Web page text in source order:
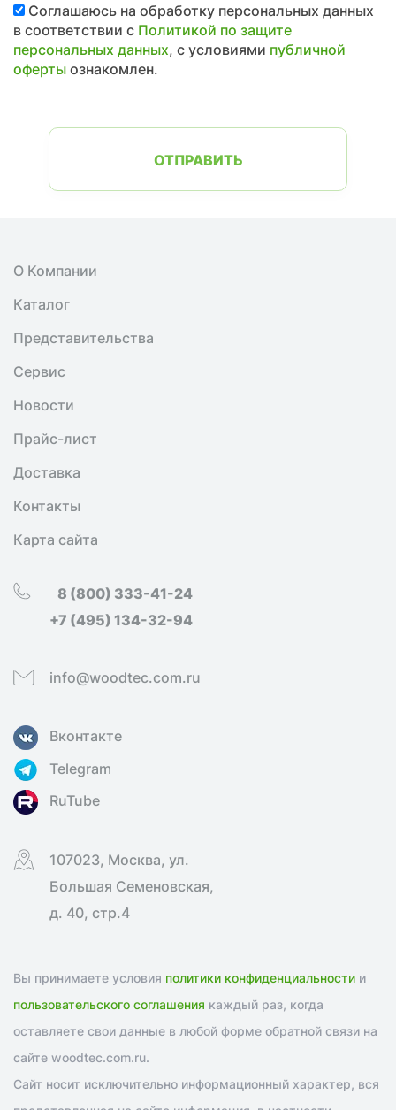
Соглашаюсь на обработку персональных данных
в соответствии с Политикой по защите
персональных данных, с условиями публичной
офертыознакомлен.
ОТПРАВИТЬ
О Компании
Каталог
Представительства
Сервис
Новости
Прайс-лист
Доставка
Контакты
Карта сайта
8 (800) 333-41-24
+7 (495) 134-32-94
info@woodtec.com.ru
Вконтакте
Telegram
RuTube
107023, Москва, ул.
Большая Семеновская,
д. 40, стр.4
Вы принимаете условия политики конфиденциальности и
пользовательского соглашения каждый раз, когда
оставляете свои данные в любой форме обратной связи на
сайте woodtec.com.ru.
Сайт носит исключительно информационный характер, вся